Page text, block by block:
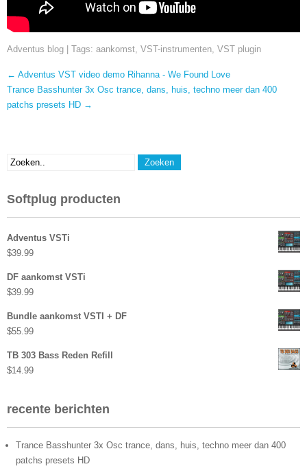
Adventus blog | Tags: aankomst, VST-instrumenten, VST plugin
Bericht
navigatie
← Adventus VST video demo Rihanna - We Found Love
Trance Basshunter 3x Osc trance, dans, huis, techno meer dan 400
patchs presets HD →
Softplug producten
Adventus VSTi
$39.99
DF aankomst VSTi
$39.99
Bundle aankomst VSTI + DF
$55.99
TB 303 Bass Reden Refill
$14.99
recente berichten
Trance Basshunter 3x Osc trance, dans, huis, techno meer dan 400
patchs presets HD